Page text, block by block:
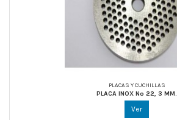
PLACAS Y CUCHILLAS
PLACA INOX Nº 22, 3 MM.
Ver